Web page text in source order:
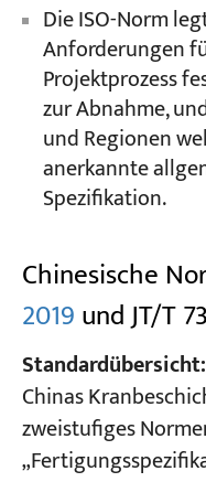
Die ISO-Norm
Anforderungen
Projektprozess
zur Abnahme,
und Regionen
anerkannte
Spezifikation.
Chinesische
2019und JT/T
Standardübersicht:
Chinas
zweistufiges